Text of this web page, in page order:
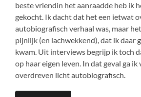
beste vriendin het aanraadde heb ik
gekocht. Ik dacht dat het een ietwat
autobiografisch verhaal was, maar
pijnlijk (en lachwekkend), dat ik daar
kwam. Uit interviews begrijp ik toch
op haar eigen leven. In dat geval ga
overdreven licht autobiografisch.